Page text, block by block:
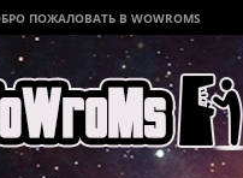
ПОЖАЛОВАТЬ В WOWROMS